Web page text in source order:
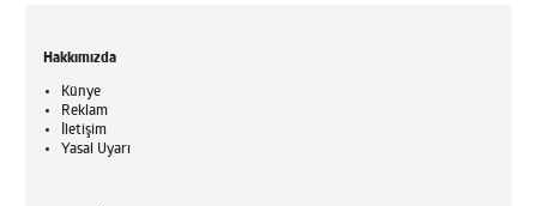
Hakkımızda
Künye
Reklam
İletişim
Yasal Uyarı